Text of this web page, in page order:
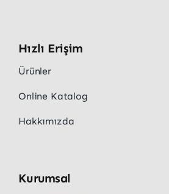
Hızlı Erişim
Ürünler
Online Katalog
Hakkımızda
Kurumsal